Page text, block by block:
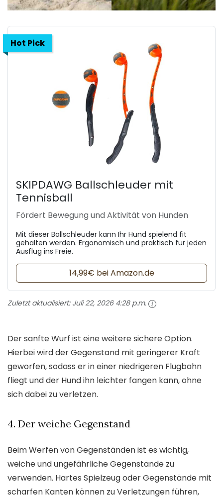
Hot Pick
SKIPDAWG Ballschleuder mit
Tennisball
Fördert Bewegung und Aktivität von Hunden
Mit dieser Ballschleuder kann Ihr Hund spielend fit
gehalten werden. Ergonomisch und praktisch für jeden
Ausflug ins Freie.
14,99€ bei Amazon.de
Zuletzt aktualisiert: Juli 22, 2026 4:28 p.m.
Der sanfte Wurf ist eine weitere sichere Option.
Hierbei wird der Gegenstand mit geringerer Kraft
geworfen, sodass er in einer niedrigeren Flugbahn
fliegt und der Hund ihn leichter fangen kann, ohne
sich dabei zu verletzen.
4. Der weiche Gegenstand
Beim Werfen von Gegenständen ist es wichtig,
weiche und ungefährliche Gegenstände zu
verwenden. Hartes Spielzeug oder Gegenstände mit
scharfen Kanten können zu Verletzungen führen,